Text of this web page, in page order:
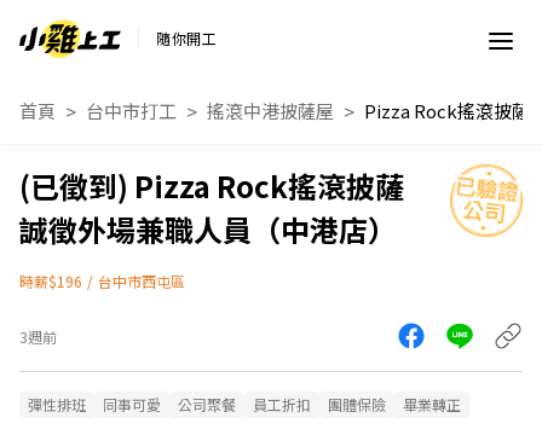
隨你開工
首頁 台中市打工 搖滾中港披薩屋
Pizza Rock搖滾披薩
誠徵外場兼職人員（中港店）
時薪$196 / 台中市西屯區
3週前
彈性排班 同事可愛 公司聚餐 員工折扣 團體保險 畢業轉正